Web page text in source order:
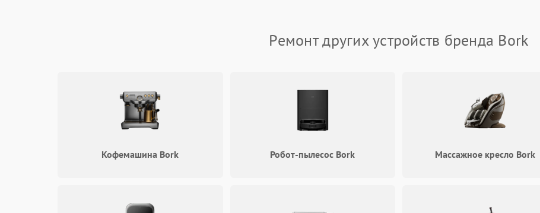
Ремонт других устройств бренда Bork
Кофемашина Bork Робот-пылесос Bork Массажное кресло Bork